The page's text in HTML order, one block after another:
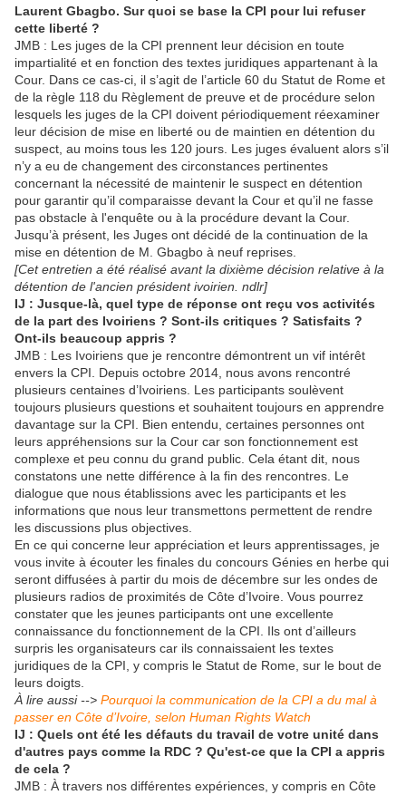
Laurent Gbagbo. Sur quoi se base la CPI pour lui refuser
cette liberté ?
JMB : Les juges de la CPI prennent leur décision en toute
impartialité et en fonction des textes juridiques appartenant à la
Cour. Dans ce cas-ci, il s’agit de l’article 60 du Statut de Rome et
de la règle 118 du Règlement de preuve et de procédure selon
lesquels les juges de la CPI doivent périodiquement réexaminer
leur décision de mise en liberté ou de maintien en détention du
suspect, au moins tous les 120 jours. Les juges évaluent alors s’il
n’y a eu de changement des circonstances pertinentes
concernant la nécessité de maintenir le suspect en détention
pour garantir qu’il comparaisse devant la Cour et qu’il ne fasse
pas obstacle à l'enquête ou à la procédure devant la Cour.
Jusqu’à présent, les Juges ont décidé de la continuation de la
mise en détention de M. Gbagbo à neuf reprises.
[Cet entretien a été réalisé avant la dixième décision relative à la
détention de l'ancien président ivoirien. ndlr]
IJ : Jusque-là, quel type de réponse ont reçu vos activités
de la part des Ivoiriens ? Sont-ils critiques ? Satisfaits ?
Ont-ils beaucoup appris ?
JMB : Les Ivoiriens que je rencontre démontrent un vif intérêt
envers la CPI. Depuis octobre 2014, nous avons rencontré
plusieurs centaines d’Ivoiriens. Les participants soulèvent
toujours plusieurs questions et souhaitent toujours en apprendre
davantage sur la CPI. Bien entendu, certaines personnes ont
leurs appréhensions sur la Cour car son fonctionnement est
complexe et peu connu du grand public. Cela étant dit, nous
constatons une nette différence à la fin des rencontres. Le
dialogue que nous établissions avec les participants et les
informations que nous leur transmettons permettent de rendre
les discussions plus objectives.
En ce qui concerne leur appréciation et leurs apprentissages, je
vous invite à écouter les finales du concours Génies en herbe qui
seront diffusées à partir du mois de décembre sur les ondes de
plusieurs radios de proximités de Côte d’Ivoire. Vous pourrez
constater que les jeunes participants ont une excellente
connaissance du fonctionnement de la CPI. Ils ont d’ailleurs
surpris les organisateurs car ils connaissaient les textes
juridiques de la CPI, y compris le Statut de Rome, sur le bout de
leurs doigts.
À lire aussi --> Pourquoi la communication de la CPI a du mal à
passer en Côte d’Ivoire, selon Human Rights Watch
IJ : Quels ont été les défauts du travail de votre unité dans
d'autres pays comme la RDC ? Qu'est-ce que la CPI a appris
de cela ?
JMB : À travers nos différentes expériences, y compris en Côte